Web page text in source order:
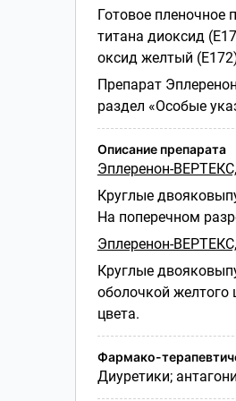
Готовое пленочное
титана диоксид
оксид желтый
Препарат
раздел «Особые
Описание препарата
Эплеренон-
Круглые
На поперечном
Эплеренон-
Круглые
оболочкой желтого
цвета.
Фармако-
Диуретики;